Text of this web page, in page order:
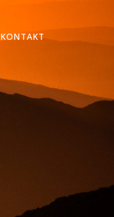
KONTAKT